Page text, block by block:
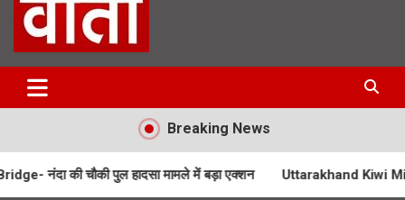
Him Varta
Breaking News
पुल हादसा मामले में बड़ा एक्शन Uttarakhand Kiwi Mission-